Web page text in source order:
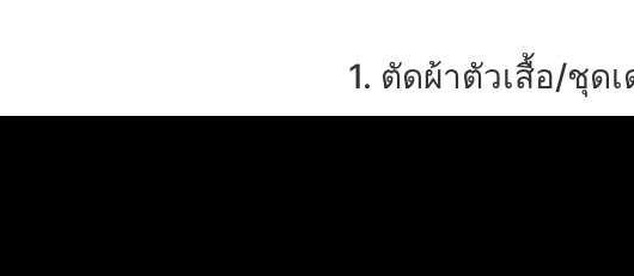
1. ตัดผ้าตัวเสื้อ/ชุด